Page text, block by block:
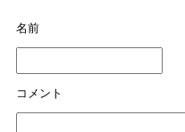
名前
コメント